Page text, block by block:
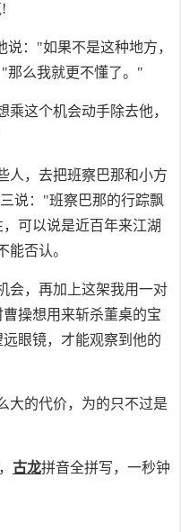
："如果不是这种地方，
那么我就更不懂了。"
这个机会动手除去他，
人，去把班察巴那和小方
说："班察巴那的行踪飘
可以说是近百年来江湖
能否认。
会，再加上这架我用一对
操想用来斩杀董桌的宝
眼镜，才能观察到他的
大的代价，为的只不过是
， 古龙拼音全拼写，一秒钟